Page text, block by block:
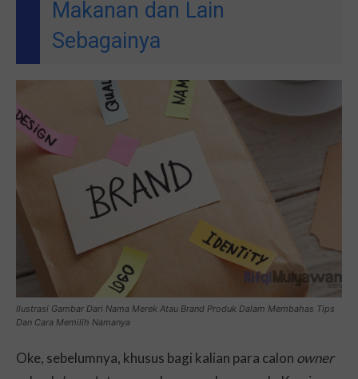
Makanan dan Lain
Sebagainya
Ilustrasi Gambar Dari Nama Merek Atau Brand Produk Dalam Membahas Tips
Dan Cara Memilih Namanya
Oke, sebelumnya, khusus bagi kalian para calon owner